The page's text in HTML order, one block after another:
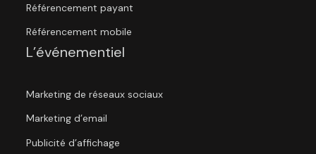
Référencement payant
Référencement mobile
L’événementiel
Marketing de réseaux sociaux
Marketing d’email
Publicité d’affichage